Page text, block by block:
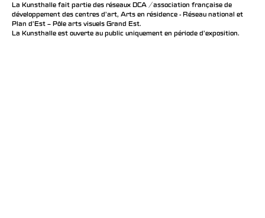
La Kunsthalle fait partie des réseaux DCA / association française de
développement des centres d'art, Arts en résidence - Réseau national et
Plan d’Est – Pôle arts visuels Grand Est.
La Kunsthalle est ouverte au public uniquement en période d'exposition.